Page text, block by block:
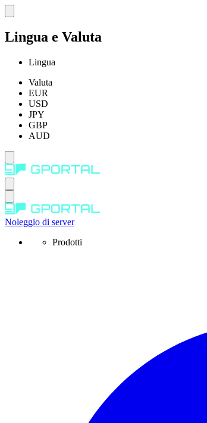
Lingua e Valuta
Lingua
Valuta
EUR
USD
JPY
GBP
AUD
Noleggio di server
Prodotti